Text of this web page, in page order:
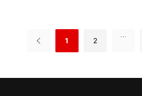
Офисные помещения.
1 2
...